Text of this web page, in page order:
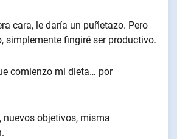
cara, le daría un puñetazo. Pero
simplemente fingiré ser productivo.
comienzo mi dieta… por
nuevos objetivos, misma